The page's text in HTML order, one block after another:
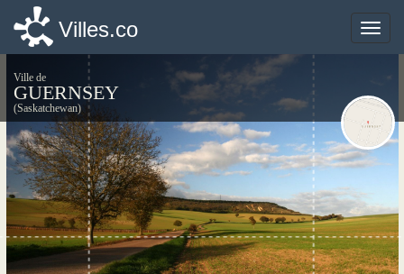
Toggle
Villes.co
Ville de
GUERNSEY
(Saskatchewan)
Toggle
Villes.co